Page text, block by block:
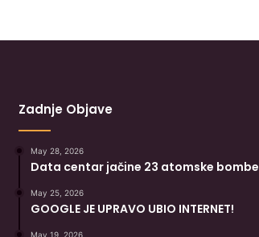
Zadnje Objave
May 28, 2026
Data centar jačine 23 atomske bombe
May 25, 2026
GOOGLE JE UPRAVO UBIO INTERNET!
May 19, 2026